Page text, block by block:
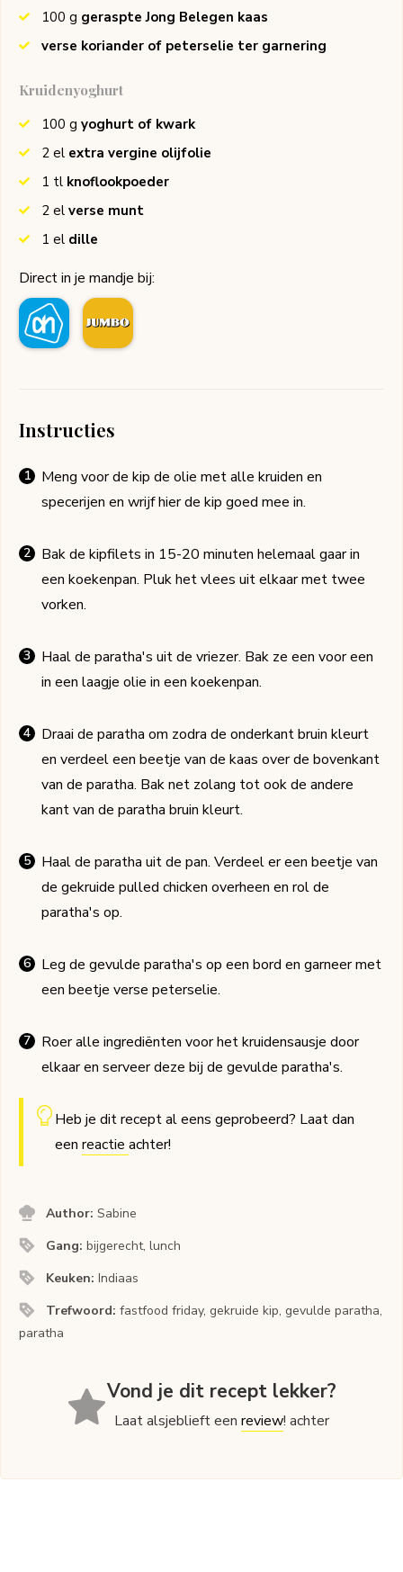
100 g geraspte Jong Belegen kaas
verse koriander of peterselie ter garnering
Kruidenyoghurt
100 g yoghurt of kwark
2 el extra vergine olijfolie
1 tl knoflookpoeder
2 el verse munt
1 el dille
Direct in je mandje bij:
Instructies
Meng voor de kip de olie met alle kruiden en
specerijen en wrijf hier de kip goed mee in.
Bak de kipfilets in 15-20 minuten helemaal gaar in
een koekenpan. Pluk het vlees uit elkaar met twee
vorken.
Haal de paratha's uit de vriezer. Bak ze een voor een
in een laagje olie in een koekenpan.
Draai de paratha om zodra de onderkant bruin kleurt
en verdeel een beetje van de kaas over de bovenkant
van de paratha. Bak net zolang tot ook de andere
kant van de paratha bruin kleurt.
Haal de paratha uit de pan. Verdeel er een beetje van
de gekruide pulled chicken overheen en rol de
paratha's op.
Leg de gevulde paratha's op een bord en garneer met
een beetje verse peterselie.
Roer alle ingrediënten voor het kruidensausje door
elkaar en serveer deze bij de gevulde paratha's.
Heb je dit recept al eens geprobeerd? Laat dan
een reactie achter!
Author:Sabine
Gang:bijgerecht, lunch
Keuken:Indiaas
Trefwoord:fastfood friday, gekruide kip, gevulde paratha,
paratha
Vond je dit recept lekker?
Laat alsjeblieft eenreview! achter